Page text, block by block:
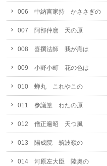
006 中納言家持 かささぎの
007 阿部仲麿 天の原
008 喜撰法師 我が庵は
009 小野小町 花の色は
010 蝉丸 これやこの
011 参議篁 わたの原
012 僧正遍昭 天つ風
013 陽成院 筑波嶺の
014 河原左大臣 陸奥の